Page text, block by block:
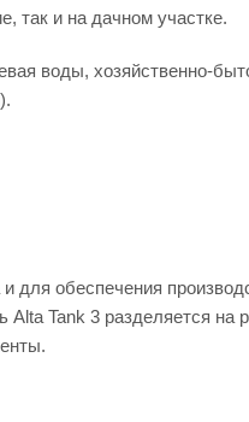
так и на дачном участке.
воды, хозяйственно-
для обеспечения
Tank 3 разделяется